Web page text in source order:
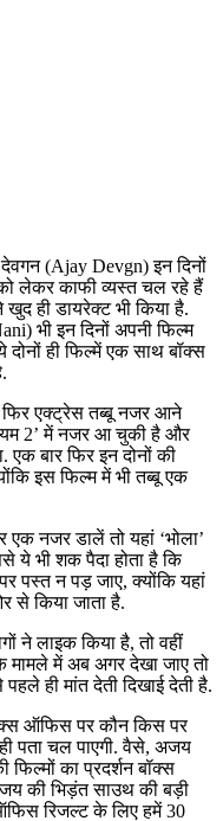
(Ajay Devgn) इन दिनों
लेकर काफी व्यस्त चल रहे हैं
ही डायरेक्ट भी किया है.
भी इन दिनों अपनी फिल्म
दोनों ही फिल्में एक साथ बॉक्स
फिर एक्ट्रेस तब्बू नजर आने
2’ में नजर आ चुकी है और
एक बार फिर इन दोनों की
इस फिल्म में भी तब्बू एक
नजर डालें तो यहां ‘भोला’
ये भी शक पैदा होता है कि
पस्त न पड़ जाए, क्योंकि यहां
से किया जाता है.
ने लाइक किया है, तो वहीं
मामले में अब अगर देखा जाए तो
ही मांत देती दिखाई देती है.
ऑफिस पर कौन किस पर
पता चल पाएगी. वैसे, अजय
फिल्मों का प्रदर्शन बॉक्स
की भिड़ंत साउथ की बड़ी
रिजल्ट के लिए हमें 30